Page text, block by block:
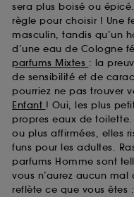
sera plus boisé ou
règle pour choisir ! Une
masculin, tandis qu’un
d’une eau de Cologne
parfums Mixtes : la
de sensibilité et de
pourriez ne pas trouver
Enfant ! Oui, les plus
propres eaux de
ou plus affirmées, elles
funs pour les adultes.
parfums Homme sont
vous n’aurez aucun
reflète ce que vous